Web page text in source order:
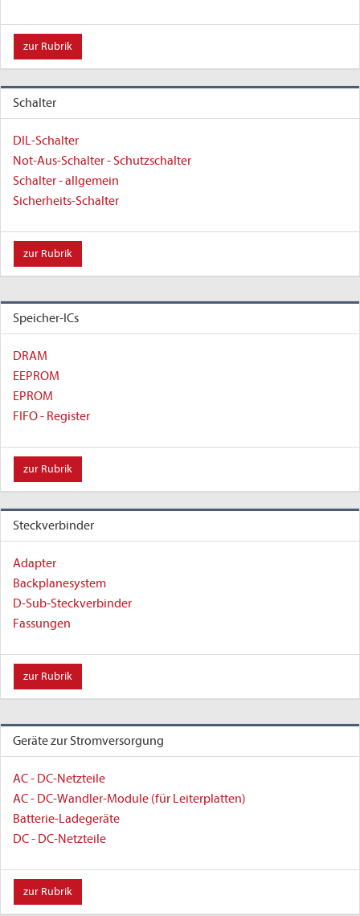
zur Rubrik
Schalter
DIL-Schalter
Not-Aus-Schalter - Schutzschalter
Schalter - allgemein
Sicherheits-Schalter
zur Rubrik
Speicher-ICs
DRAM
EEPROM
EPROM
FIFO - Register
zur Rubrik
Steckverbinder
Adapter
Backplanesystem
D-Sub-Steckverbinder
Fassungen
zur Rubrik
Geräte zur Stromversorgung
AC - DC-Netzteile
AC - DC-Wandler-Module (für Leiterplatten)
Batterie-Ladegeräte
DC - DC-Netzteile
zur Rubrik